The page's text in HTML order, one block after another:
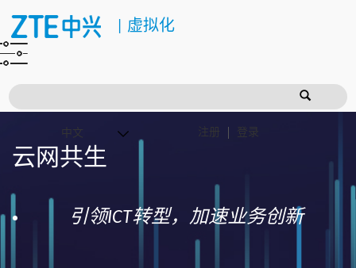
虚拟化
注册 登录
云网共生
引领ICT转型，加速业务创新